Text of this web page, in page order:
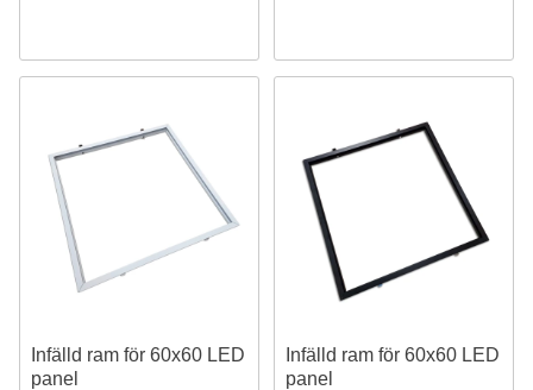
Infälld ram för 60x60 LED
panel
Infälld ram för 60x60 LED
panel